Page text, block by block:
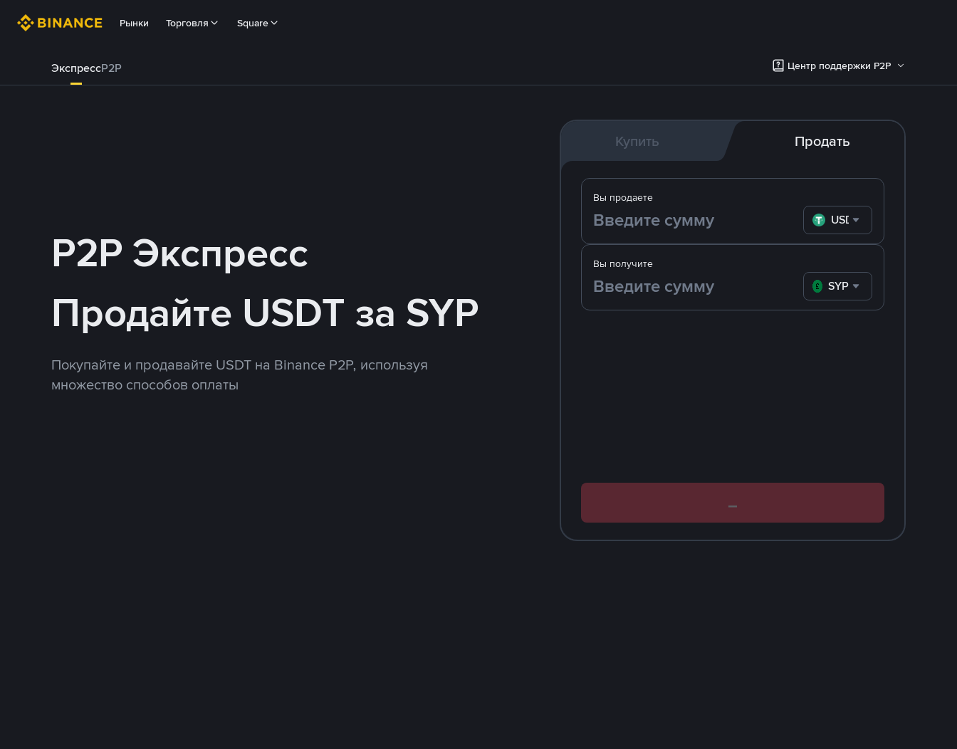
Рынки Торговля Square
ЭкспрессP2P Центр поддержки P2P
P2P Экспресс
Продайте USDT за SYP
Покупайте и продавайте USDT на Binance P2P, используя
множество способов оплаты
Купить Продать
Вы получите
SYP
Вы продаете
USDT